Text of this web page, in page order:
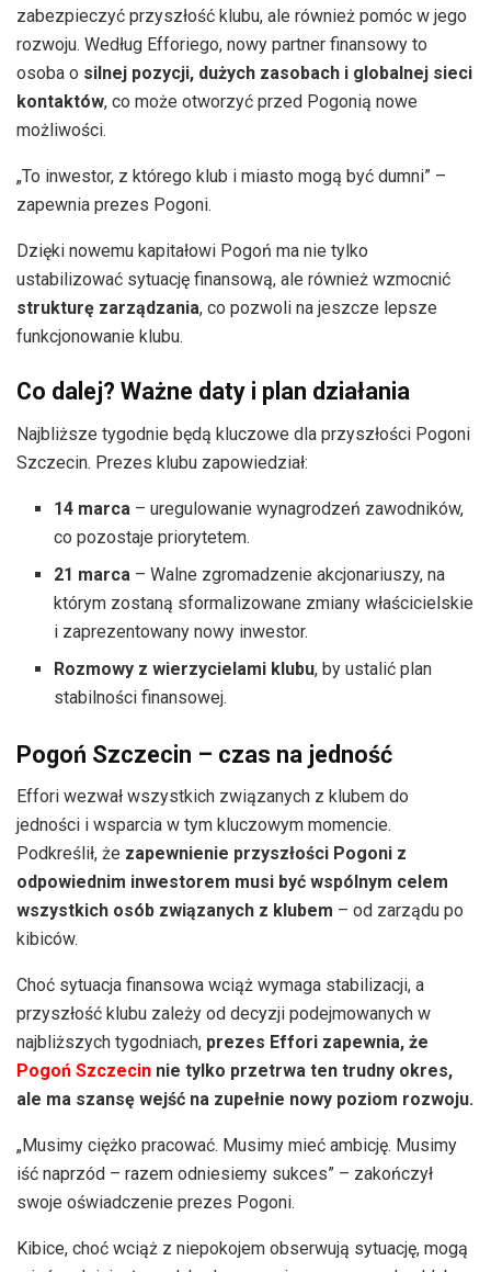
zabezpieczyć przyszłość klubu, ale również pomóc w jego
rozwoju. Według Efforiego, nowy partner finansowy to
osoba o silnej pozycji, dużych zasobach i globalnej sieci
kontaktów, co może otworzyć przed Pogonią nowe
możliwości.
„To inwestor, z którego klub i miasto mogą być dumni” –
zapewnia prezes Pogoni.
Dzięki nowemu kapitałowi Pogoń ma nie tylko
ustabilizować sytuację finansową, ale również wzmocnić
strukturę zarządzania, co pozwoli na jeszcze lepsze
funkcjonowanie klubu.
Co dalej? Ważne daty i plan działania
Najbliższe tygodnie będą kluczowe dla przyszłości Pogoni
Szczecin. Prezes klubu zapowiedział:
14 marca – uregulowanie wynagrodzeń zawodników,
co pozostaje priorytetem.
21 marca – Walne zgromadzenie akcjonariuszy, na
którym zostaną sformalizowane zmiany właścicielskie
i zaprezentowany nowy inwestor.
Rozmowy z wierzycielami klubu, by ustalić plan
stabilności finansowej.
Pogoń Szczecin – czas na jedność
Effori wezwał wszystkich związanych z klubem do
jedności i wsparcia w tym kluczowym momencie.
Podkreślił, że zapewnienie przyszłości Pogoni z
odpowiednim inwestorem musi być wspólnym celem
wszystkich osób związanych z klubem – od zarządu po
kibiców.
Choć sytuacja finansowa wciąż wymaga stabilizacji, a
przyszłość klubu zależy od decyzji podejmowanych w
najbliższych tygodniach, prezes Effori zapewnia, że
Pogoń Szczecin nie tylko przetrwa ten trudny okres,
ale ma szansę wejść na zupełnie nowy poziom rozwoju.
„Musimy ciężko pracować. Musimy mieć ambicję. Musimy
iść naprzód – razem odniesiemy sukces” – zakończył
swoje oświadczenie prezes Pogoni.
Kibice, choć wciąż z niepokojem obserwują sytuację, mogą